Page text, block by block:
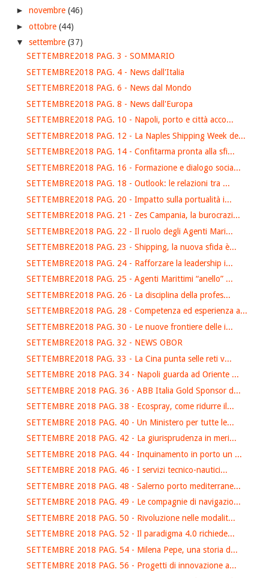
► novembre (46)
► ottobre (44)
▼ settembre (37)
SETTEMBRE2018 PAG. 3 - SOMMARIO
SETTEMBRE2018 PAG. 4 - News dall'Italia
SETTEMBRE2018 PAG. 6 - News dal Mondo
SETTEMBRE2018 PAG. 8 - News dall'Europa
SETTEMBRE2018 PAG. 10 - Napoli, porto e città acco...
SETTEMBRE2018 PAG. 12 - La Naples Shipping Week de...
SETTEMBRE2018 PAG. 14 - Confitarma pronta alla sfi...
SETTEMBRE2018 PAG. 16 - Formazione e dialogo socia...
SETTEMBRE2018 PAG. 18 - Outlook: le relazioni tra ...
SETTEMBRE2018 PAG. 20 - Impatto sulla portualità i...
SETTEMBRE2018 PAG. 21 - Zes Campania, la burocrazi...
SETTEMBRE2018 PAG. 22 - Il ruolo degli Agenti Mari...
SETTEMBRE2018 PAG. 23 - Shipping, la nuova sfida è...
SETTEMBRE2018 PAG. 24 - Rafforzare la leadership i...
SETTEMBRE2018 PAG. 25 - Agenti Marittimi “anello” ...
SETTEMBRE2018 PAG. 26 - La disciplina della profes...
SETTEMBRE2018 PAG. 28 - Competenza ed esperienza a...
SETTEMBRE2018 PAG. 30 - Le nuove frontiere delle i...
SETTEMBRE2018 PAG. 32 - NEWS OBOR
SETTEMBRE2018 PAG. 33 - La Cina punta selle reti v...
SETTEMBRE 2018 PAG. 34 - Napoli guarda ad Oriente ...
SETTEMBRE 2018 PAG. 36 - ABB Italia Gold Sponsor d...
SETTEMBRE 2018 PAG. 38 - Ecospray, come ridurre il...
SETTEMBRE 2018 PAG. 40 - Un Ministero per tutte le...
SETTEMBRE 2018 PAG. 42 - La giurisprudenza in meri...
SETTEMBRE 2018 PAG. 44 - Inquinamento in porto un ...
SETTEMBRE 2018 PAG. 46 - I servizi tecnico-nautici...
SETTEMBRE 2018 PAG. 48 - Salerno porto mediterrane...
SETTEMBRE 2018 PAG. 49 - Le compagnie di navigazio...
SETTEMBRE 2018 PAG. 50 - Rivoluzione nelle modalit...
SETTEMBRE 2018 PAG. 52 - Il paradigma 4.0 richiede...
SETTEMBRE 2018 PAG. 54 - Milena Pepe, una storia d...
SETTEMBRE 2018 PAG. 56 - Progetti di innovazione a...